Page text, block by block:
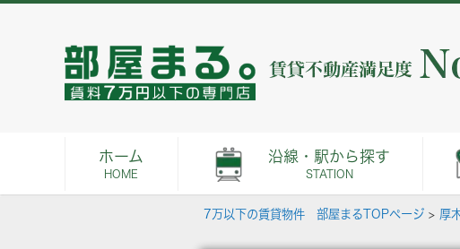
ホーム
HOME
沿線・駅から探す
STATION
7万以下の賃貸物件 部屋まるTOPページ > 厚